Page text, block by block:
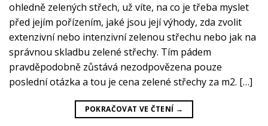
ohledně zelených střech, už víte, na co je třeba myslet
před jejím pořízením, jaké jsou její výhody, zda zvolit
extenzivní nebo intenzivní zelenou střechu nebo jak na
správnou skladbu zelené střechy. Tím pádem
pravděpodobně zůstává nezodpovězena pouze
poslední otázka a tou je cena zelené střechy za m2. […]
POKRAČOVAT VE ČTENÍ →